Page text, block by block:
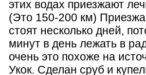
этих водах приезжают
(Это 150-200 км)
стоят несколько дней,
минут в день лежать в
очень это похоже на
Укок. Сделан сруб и